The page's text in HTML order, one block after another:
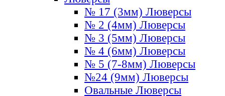
№ 17 (3мм) Люверсы
№ 2 (4мм) Люверсы
№ 3 (5мм) Люверсы
№ 4 (6мм) Люверсы
№ 5 (7-8мм) Люверсы
№24 (9мм) Люверсы
Овальные Люверсы